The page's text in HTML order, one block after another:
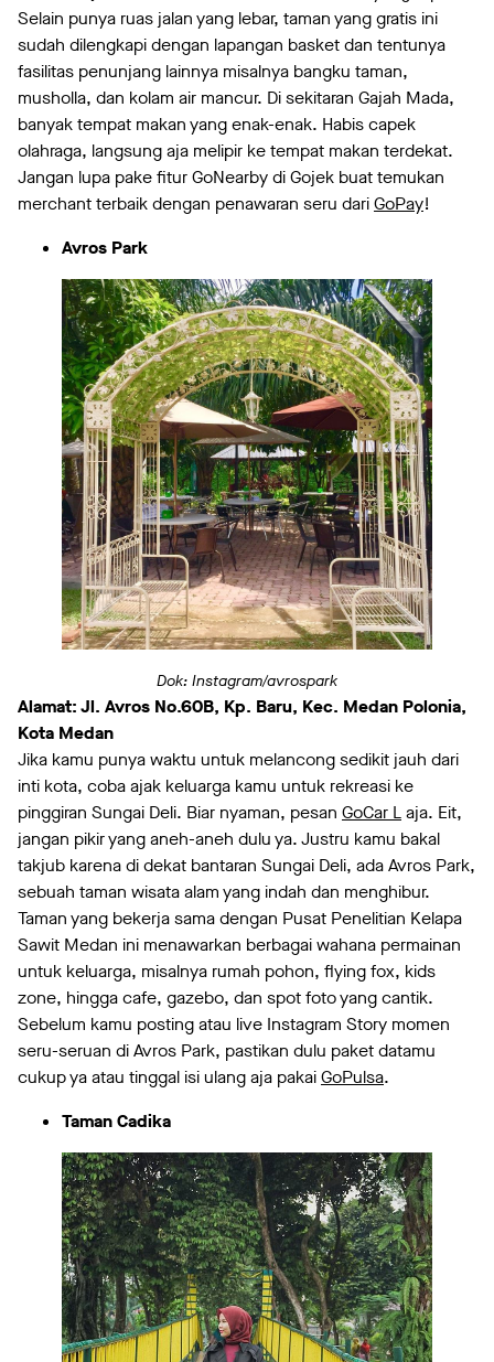
Selain punya ruas jalan yang lebar, taman yang gratis ini
sudah dilengkapi dengan lapangan basket dan tentunya
fasilitas penunjang lainnya misalnya bangku taman,
musholla, dan kolam air mancur. Di sekitaran Gajah Mada,
banyak tempat makan yang enak-enak. Habis capek
olahraga, langsung aja melipir ke tempat makan terdekat.
Jangan lupa pake fitur GoNearby di Gojek buat temukan
merchant terbaik dengan penawaran seru dariGoPay!
Avros Park
Dok: Instagram/avrospark
Alamat: Jl. Avros No.60B, Kp. Baru, Kec. Medan Polonia,
Kota Medan
Jika kamu punya waktu untuk melancong sedikit jauh dari
inti kota, coba ajak keluarga kamu untuk rekreasi ke
pinggiran Sungai Deli. Biar nyaman, pesan GoCar Laja. Eit,
jangan pikir yang aneh-aneh dulu ya. Justru kamu bakal
takjub karena di dekat bantaran Sungai Deli, ada Avros Park,
sebuah taman wisata alam yang indah dan menghibur.
Taman yang bekerja sama dengan Pusat Penelitian Kelapa
Sawit Medan ini menawarkan berbagai wahana permainan
untuk keluarga, misalnya rumah pohon, flying fox, kids
zone, hingga cafe, gazebo, dan spot foto yang cantik.
Sebelum kamu posting atau live Instagram Story momen
seru-seruan di Avros Park, pastikan dulu paket datamu
cukup ya atau tinggal isi ulang aja pakaiGoPulsa.
Taman Cadika